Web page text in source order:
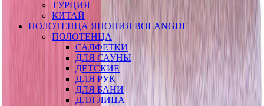
ТУРЦИЯ
КИТАЙ
ПОЛОТЕНЦА ЯПОНИЯ BOLANGDE
ПОЛОТЕНЦА
САЛФЕТКИ
ДЛЯ САУНЫ
ДЕТСКИЕ
ДЛЯ РУК
ДЛЯ БАНИ
ДЛЯ ЛИЦА